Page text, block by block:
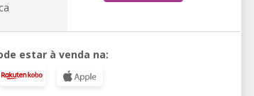
estar à venda na: